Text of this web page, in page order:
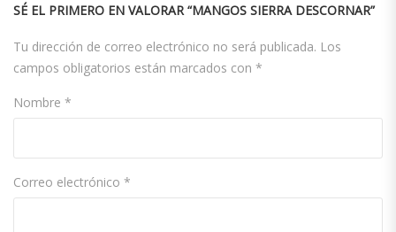
SÉ EL PRIMERO EN VALORAR “MANGOS SIERRA DESCORNAR”
Tu dirección de correo electrónico no será publicada. Los
campos obligatorios están marcados con *
Nombre *
Correo electrónico *